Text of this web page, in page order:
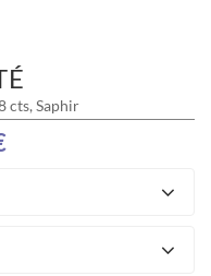
cts, Saphir